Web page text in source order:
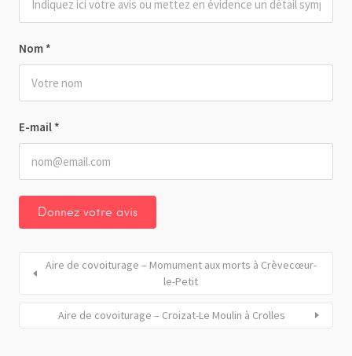
Nom *
E-mail *
Aire de covoiturage – Momument aux morts à Crèvecœur-
le-Petit
Aire de covoiturage – Croizat-Le Moulin à Crolles